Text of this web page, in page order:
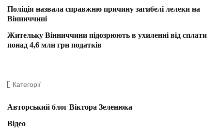
Поліція назвала справжню причину загибелі лелеки на
Вінниччині
Жительку Вінниччини підозрюють в ухиленні від сплати
понад 4,6 млн грн податків
Категорії
Авторський блог Віктора Зеленюка
Відео